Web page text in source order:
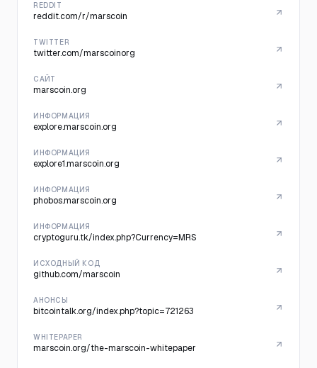
REDDIT
reddit.com/r/marscoin
TWITTER
twitter.com/marscoinorg
САЙТ
marscoin.org
ИНФОРМАЦИЯ
explore.marscoin.org
ИНФОРМАЦИЯ
explore1.marscoin.org
ИНФОРМАЦИЯ
phobos.marscoin.org
ИНФОРМАЦИЯ
cryptoguru.tk/index.php?Currency=MRS
ИСХОДНЫЙ КОД
github.com/marscoin
АНОНСЫ
bitcointalk.org/index.php?topic=721263
WHITEPAPER
marscoin.org/the-marscoin-whitepaper